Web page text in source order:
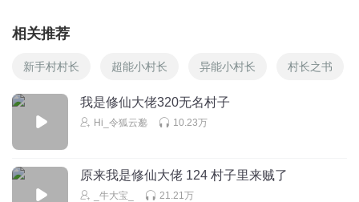
相关推荐
新手村村长 超能小村长 异能小村长 村长之书
我是修仙大佬320无名村子
Hi_令狐云邈 10.23万
原来我是修仙大佬 124 村子里来贼了
_牛大宝_ 21.21万